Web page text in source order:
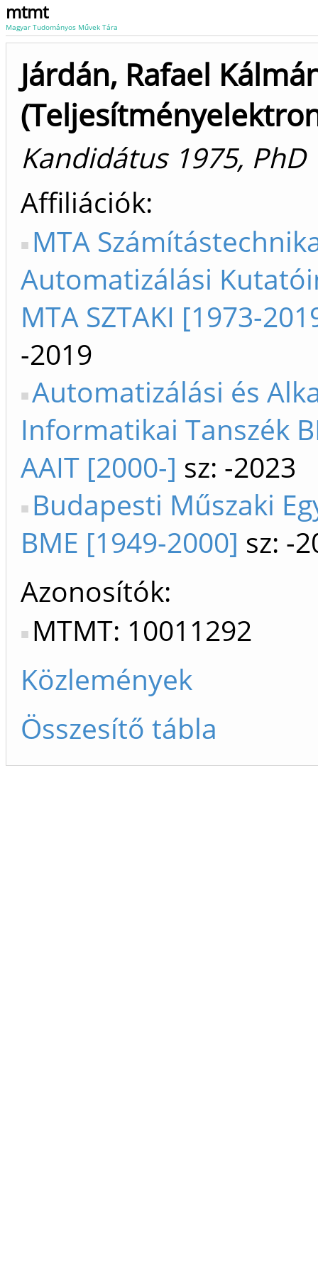
mtmt
Magyar Tudományos Művek Tára
Járdán, Rafael
Kandidátus 1975, PhD
Affiliációk
MTA
Automatizálási
MTA SZTAKI [1973-
-2019
Automatizálási és
Informatikai Tanszék
AAIT [2000-] sz: -2023
Budapesti Műszaki
BME [1949-2000] sz: -
Azonosítók
MTMT: 10011292
Közlemények
Összesítő tábla